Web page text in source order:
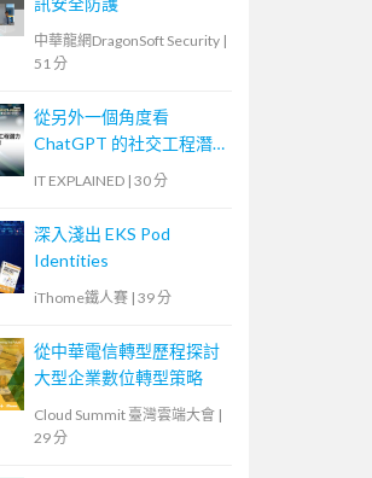
中華龍網DragonSoft Security |
51 分
從另外一個角度看
ChatGPT 的社交工程潛
力—如何建構最高性價比
IT EXPLAINED | 30 分
深入淺出 EKS Pod
Identities
iThome鐵人賽 | 39 分
從中華電信轉型歷程探討
大型企業數位轉型策略
Cloud Summit 臺灣雲端大會 |
29 分